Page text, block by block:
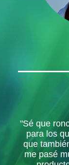
"Sé que
para los
que
me pasé